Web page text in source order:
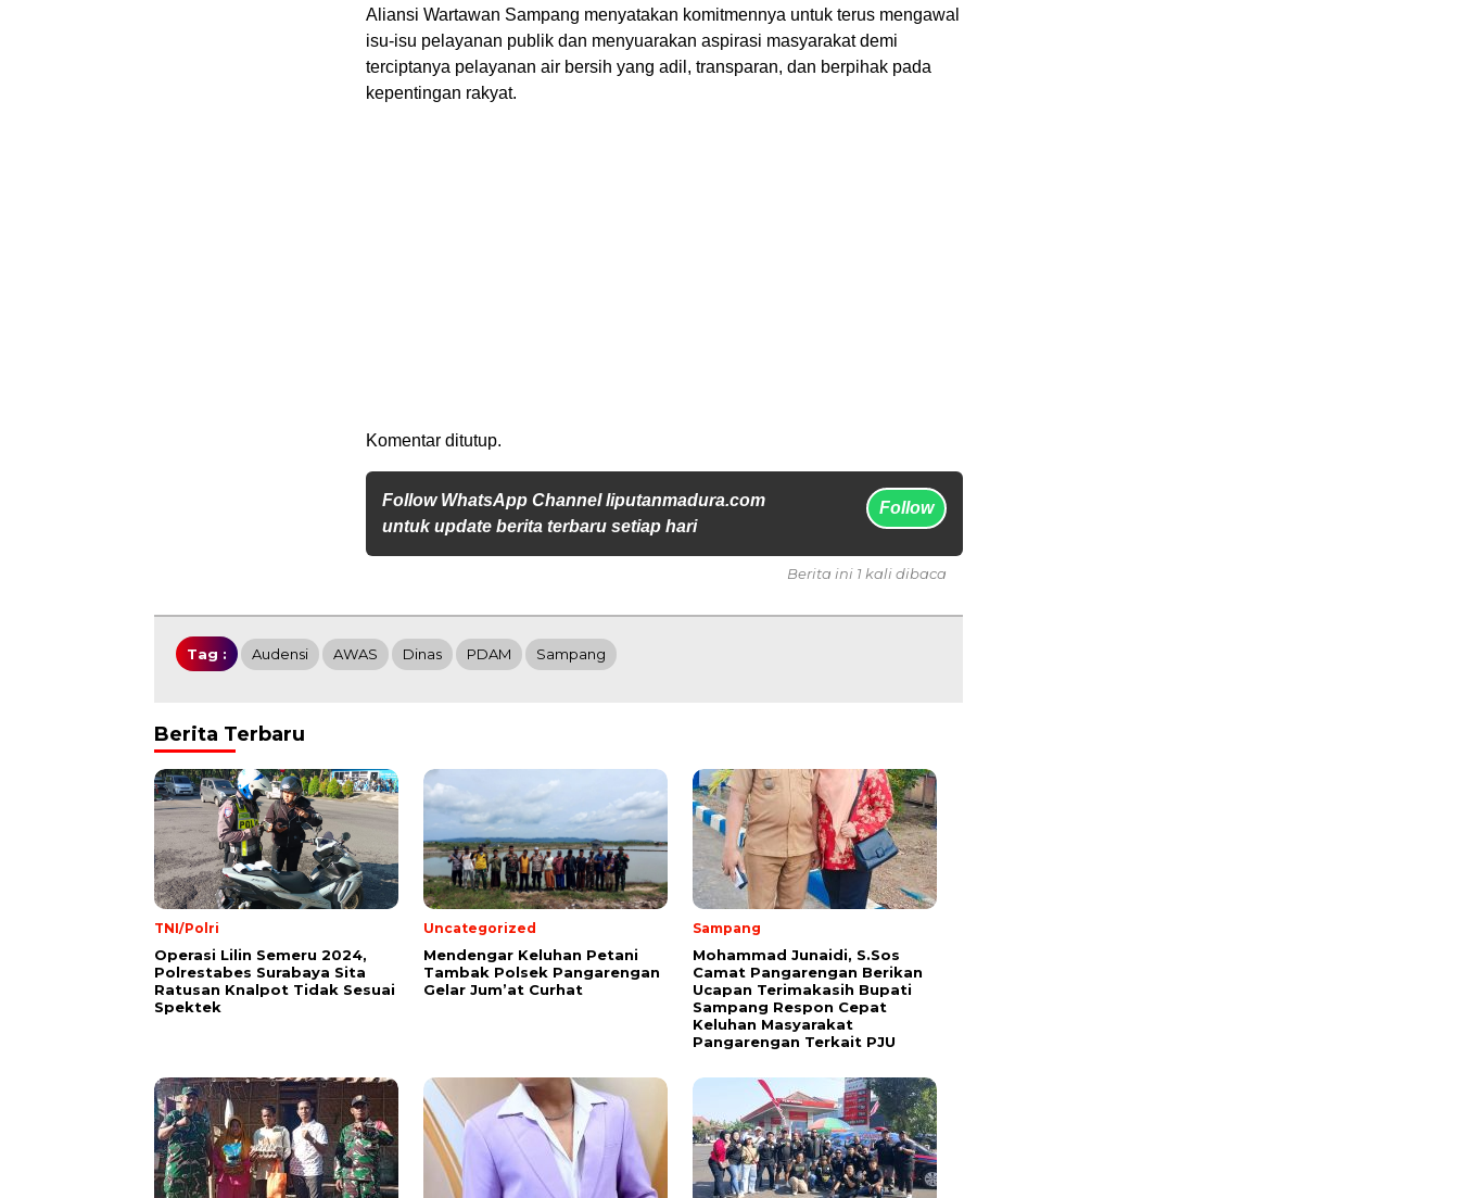
Aliansi Wartawan Sampang menyatakan komitmennya untuk terus mengawal
isu-isu pelayanan publik dan menyuarakan aspirasi masyarakat demi
terciptanya pelayanan air bersih yang adil, transparan, dan berpihak pada
kepentingan rakyat.
Komentar ditutup.
Follow WhatsApp Channel liputanmadura.com
untuk update berita terbaru setiap hari
Follow
Berita ini 1 kali dibaca
Tag : Audensi AWAS Dinas PDAM Sampang
Berita Terbaru
TNI/Polri
Operasi Lilin Semeru 2024,
Polrestabes Surabaya Sita
Ratusan Knalpot Tidak Sesuai
Spektek
Uncategorized
Mendengar Keluhan Petani
Tambak Polsek Pangarengan
Gelar Jum’at Curhat
Sampang
Mohammad Junaidi, S.Sos
Camat Pangarengan Berikan
Ucapan Terimakasih Bupati
Sampang Respon Cepat
Keluhan Masyarakat
Pangarengan Terkait PJU